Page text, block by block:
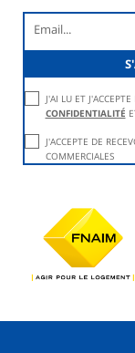
J'AI LU ET J'ACCEPTE
CONFIDENTIALITÉ
J'ACCEPTE DE
COMMERCIALES